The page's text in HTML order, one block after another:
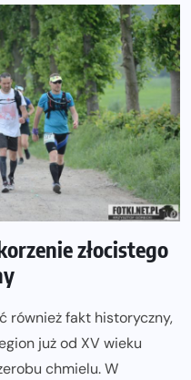
złocistego
również fakt historyczny,
już od XV wieku
chmielu. W